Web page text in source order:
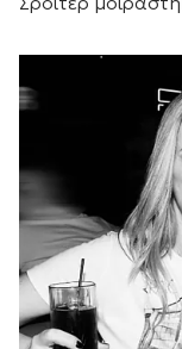
τρόπο τη σχέση